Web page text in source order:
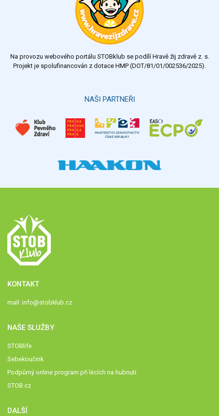
Na provozu webového portálu STOBklub se podílí Hravě žij zdravě z. s.
Projekt je spolufinancován z dotace HMP (DOT/81/01/002536/2025).
NAŠI PARTNEŘI
KONTAKT
mail: info@stobklub.cz
NAŠE SLUŽBY
STOBlife
Sebekoučink
Podpůrný online program při lécích na hubnutí
STOB.cz
DALŠÍ